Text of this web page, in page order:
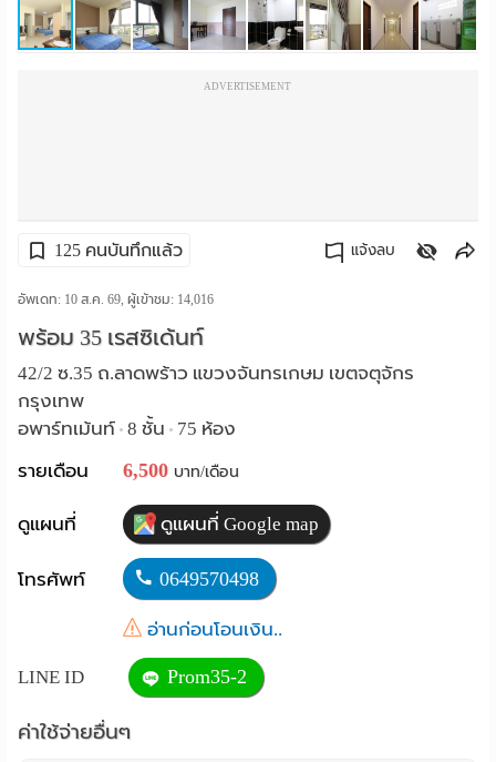
ห้อง
โฆษณา
ลง
ประกาศ
ฟรี
Language
:
English
ADVERTISEMENT
125 คนบันทึกแล้ว แจ้งลบ
อัพเดท: 10 ส.ค. 69, ผู้เข้าชม: 14,016
พร้อม 35 เรสซิเด้นท์
42/2 ซ.35 ถ.ลาดพร้าว แขวงจันทรเกษม เขตจตุจักร
กรุงเทพ
อพาร์ทเม้นท์ • 8 ชั้น • 75 ห้อง
รายเดือน
6,500 บาท/เดือน
ดูแผนที่ ดูแผนที่ Google map
โทรศัพท์ 0649570498
อ่านก่อนโอนเงิน..
LINE ID Prom35-2
ค่าใช้จ่ายอื่นๆ